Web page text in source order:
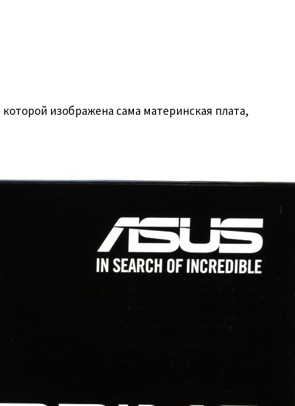
изображена сама материнская плата,